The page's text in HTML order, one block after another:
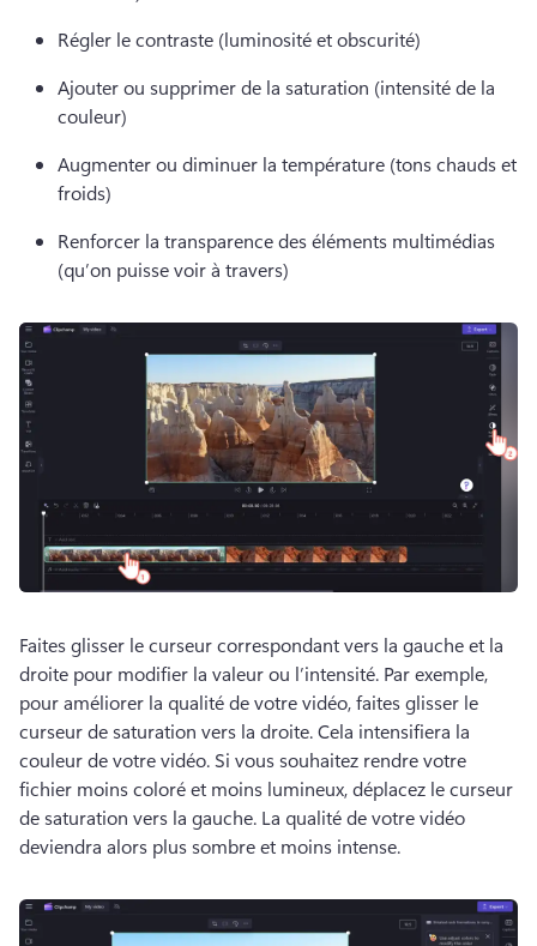
Régler le contraste (luminosité et obscurité)
Ajouter ou supprimer de la saturation (intensité de la
couleur)
Augmenter ou diminuer la température (tons chauds et
froids)
Renforcer la transparence des éléments multimédias
(qu’on puisse voir à travers)
Faites glisser le curseur correspondant vers la gauche et la
droite pour modifier la valeur ou l’intensité. Par exemple,
pour améliorer la qualité de votre vidéo, faites glisser le
curseur de saturation vers la droite. Cela intensifiera la
couleur de votre vidéo. Si vous souhaitez rendre votre
fichier moins coloré et moins lumineux, déplacez le curseur
de saturation vers la gauche. La qualité de votre vidéo
deviendra alors plus sombre et moins intense.